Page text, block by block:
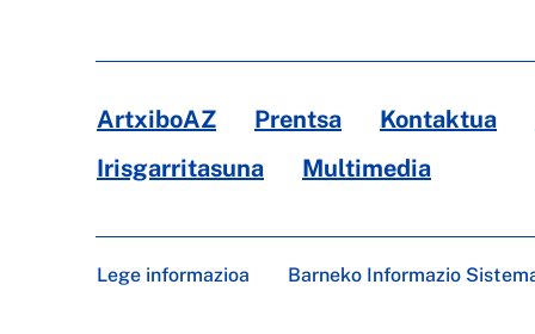
ArtxiboAZ Prentsa Kontaktua
Irisgarritasuna
Multimedia
Lege informazioa Barneko Informazio